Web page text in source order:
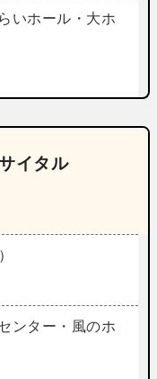
いホール・大ホ
イタル
ンター・風のホ